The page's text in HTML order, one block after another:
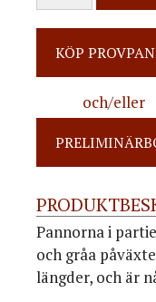
och/eller
Pannorna i
och gråa
längder, och är